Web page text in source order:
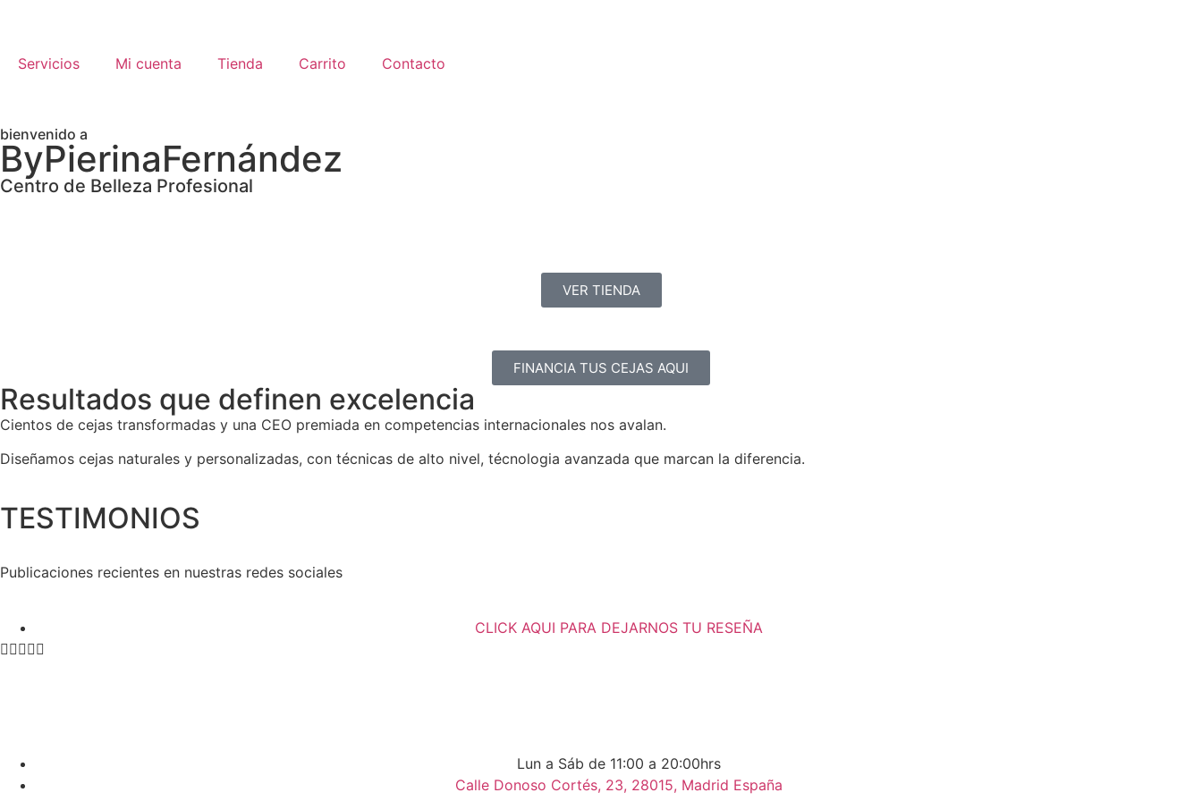
Servicios Mi cuenta Tienda Carrito Contacto
bienvenido a
ByPierinaFernández
Centro de Belleza Profesional
VER TIENDA
FINANCIA TUS CEJAS AQUI
Resultados que definen excelencia
Cientos de cejas transformadas y una CEO premiada en competencias internacionales nos avalan.
Diseñamos cejas naturales y personalizadas, con técnicas de alto nivel, técnologia avanzada que marcan la diferencia.
TESTIMONIOS
Publicaciones recientes en nuestras redes sociales
CLICK AQUI PARA DEJARNOS TU RESEÑA

Lun a Sáb de 11:00 a 20:00hrs
Calle Donoso Cortés, 23, 28015, Madrid España